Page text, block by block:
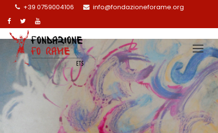
+39 0759004106 info@fondazioneforame.org